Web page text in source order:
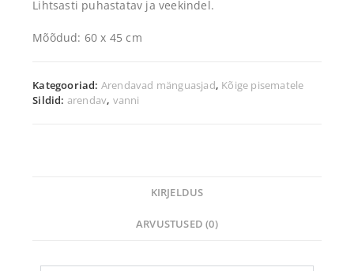
Lihtsasti puhastatav ja veekindel.
Mõõdud: 60 x 45 cm
Kategooriad: Arendavad mänguasjad, Kõige pisematele
Sildid: arendav, vanni
KIRJELDUS
ARVUSTUSED (0)